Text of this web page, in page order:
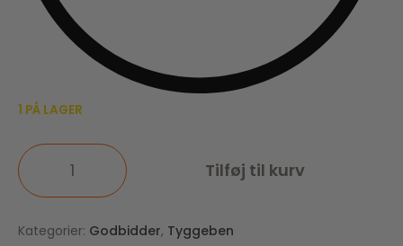
1 PÅ LAGER
Tilføj til kurv
Kategorier: Godbidder, Tyggeben